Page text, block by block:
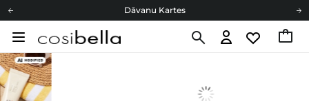
Dāvanu Kartes
Cosibella lojalitātes programma